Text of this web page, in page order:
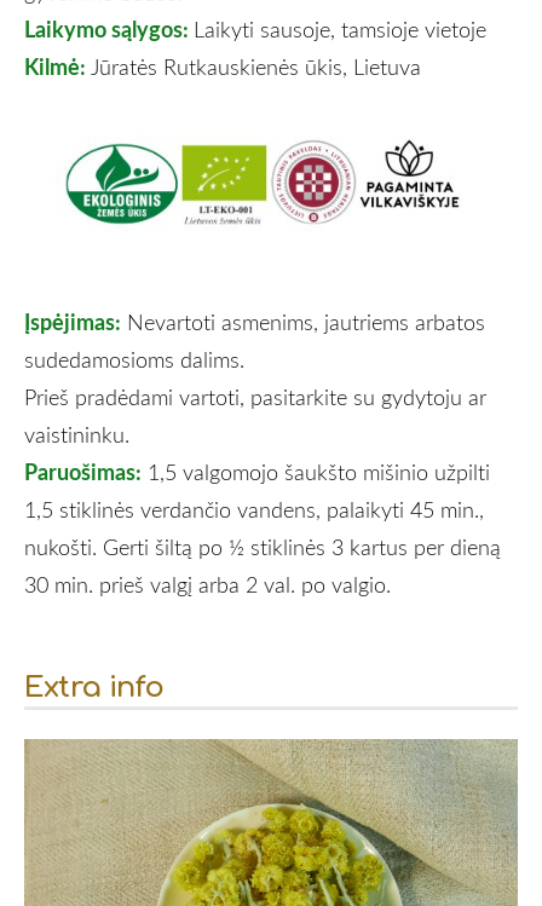
Extra info
Laikymo sąlygos: Laikyti sausoje, tamsioje vietoje
Kilmė: Jūratės Rutkauskienės ūkis, Lietuva
Įspėjimas: Nevartoti asmenims, jautriems arbatos
sudedamosioms dalims.
Prieš pradėdami vartoti, pasitarkite su gydytoju ar
vaistininku.
Paruošimas: 1,5 valgomojo šaukšto mišinio užpilti
1,5 stiklinės verdančio vandens, palaikyti 45 min.,
nukošti. Gerti šiltą po ½ stiklinės 3 kartus per dieną
30 min. prieš valgį arba 2 val. po valgio.